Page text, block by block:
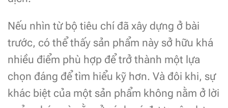
Nếu nhìn từ bộ tiêu chí đã xây dựng ở bài
trước, có thể thấy sản phẩm này sở hữu khá
nhiều điểm phù hợp để trở thành một lựa
chọn đáng để tìm hiểu kỹ hơn. Và đôi khi, sự
khác biệt của một sản phẩm không nằm ở lời